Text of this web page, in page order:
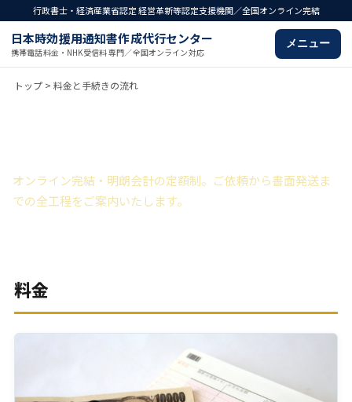
行政書士・経済産業省認定 経営革新等認定支援機関／全国オンライン完結
日本時効援用通知書作成代行センター
携帯電話料金・NHK受信料 専門／全国オンライン対応
メニュー
トップ > 料金と手続きの流れ
オンライン完結・明朗会計の定額制。ご依頼から書面発送ま
での全工程をご案内いたします。
料金